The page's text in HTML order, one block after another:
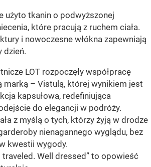
użyto tkanin o podwyższonej
które pracują z ruchem ciała.
i nowoczesne włókna zapewniają
dzień.
LOT rozpoczęły współpracę
marką – Vistulą, której wynikiem jest
kapsułowa, redefiniująca
do elegancji w podróży.
z myślą o tych, którzy żyją w drodze
nienagannego wyglądu, bez
kwestii wygody.
traveled. Well dressed” to opowieść